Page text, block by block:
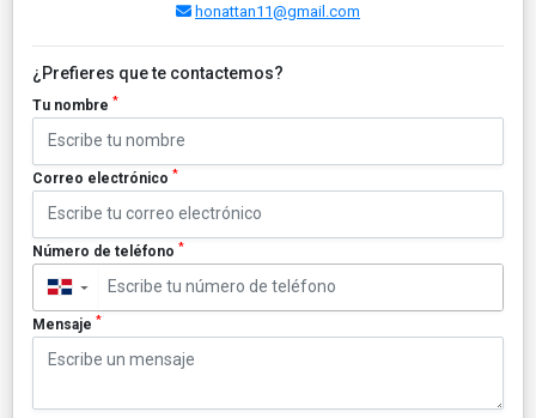
honattan11@gmail.com
¿Prefieres que te contactemos?
Tu nombre *
Correo electrónico *
Número de teléfono *
▼
Mensaje *